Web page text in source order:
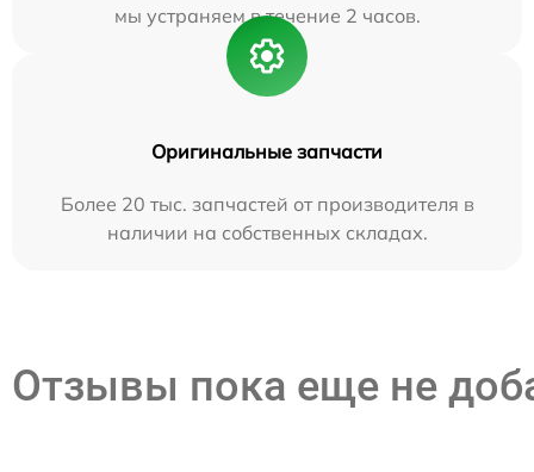
мы устраняем в течение 2 часов.
Оригинальные запчасти
Более 20 тыс. запчастей от производителя в
наличии на собственных складах.
Отзывы пока еще не